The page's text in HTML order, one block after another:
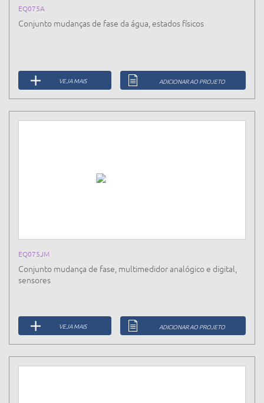
EQ075A
Conjunto mudanças de fase da água, estados físicos
VEJA MAIS ADICIONAR AO PROJETO
EQ075JM
Conjunto mudança de fase, multimedidor analógico e digital,
sensores
VEJA MAIS ADICIONAR AO PROJETO